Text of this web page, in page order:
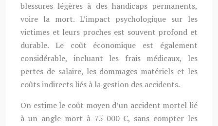
blessures légères à des handicaps permanents,
voire la mort. L’impact psychologique sur les
victimes et leurs proches est souvent profond et
durable. Le coût économique est également
considérable, incluant les frais médicaux, les
pertes de salaire, les dommages matériels et les
coûts indirects liés à la gestion des accidents.
On estime le coût moyen d’un accident mortel lié
à un angle mort à 75 000 €, sans compter les